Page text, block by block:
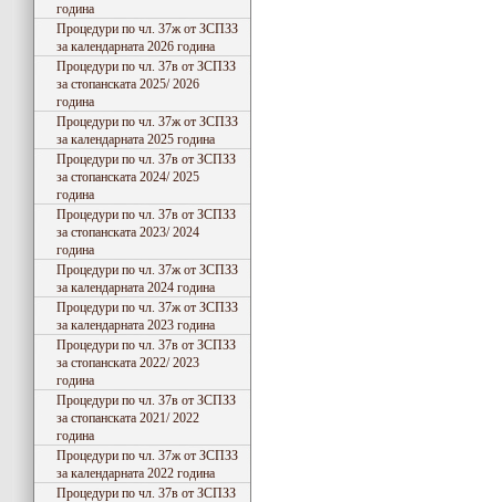
година
Процедури по чл. 37ж от ЗСПЗЗ
за календарната 2026 година
Процедури по чл. 37в от ЗСПЗЗ
за стопанската 2025/ 2026
година
Процедури по чл. 37ж от ЗСПЗЗ
за календарната 2025 година
Процедури по чл. 37в от ЗСПЗЗ
за стопанската 2024/ 2025
година
Процедури по чл. 37в от ЗСПЗЗ
за стопанската 2023/ 2024
година
Процедури по чл. 37ж от ЗСПЗЗ
за календарната 2024 година
Процедури по чл. 37ж от ЗСПЗЗ
за календарната 2023 година
Процедури по чл. 37в от ЗСПЗЗ
за стопанската 2022/ 2023
година
Процедури по чл. 37в от ЗСПЗЗ
за стопанската 2021/ 2022
година
Процедури по чл. 37ж от ЗСПЗЗ
за календарната 2022 година
Процедури по чл. 37в от ЗСПЗЗ